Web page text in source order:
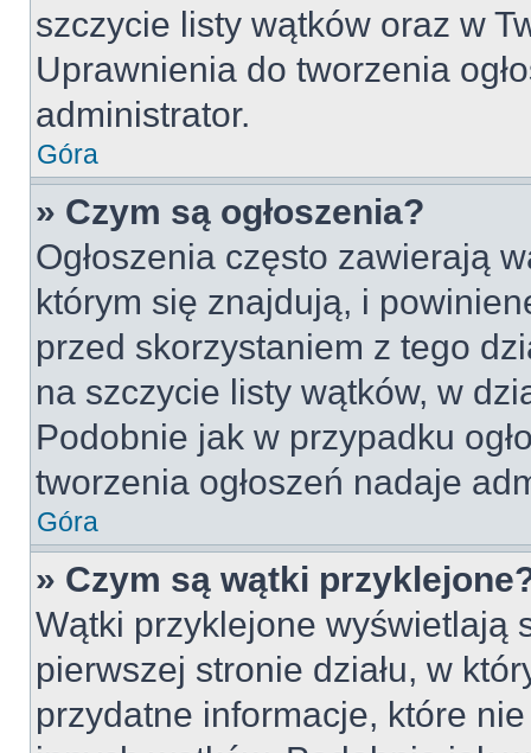
szczycie listy wątków oraz w
Uprawnienia do tworzenia
administrator.
Góra
» Czym są ogłoszenia?
Ogłoszenia często zawierają
którym się znajdują, i
przed skorzystaniem z tego
na szczycie listy wątków, w
Podobnie jak w przypadku
tworzenia ogłoszeń nadaje
Góra
» Czym są wątki
Wątki przyklejone wyświetlają
pierwszej stronie działu, w
przydatne informacje, które